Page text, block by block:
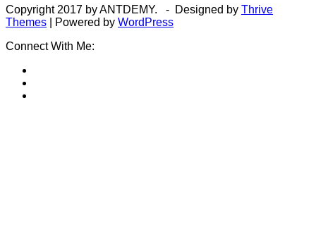
Copyright 2017 by ANTDEMY. - Designed by Thrive
Themes | Powered by WordPress
Connect With Me: